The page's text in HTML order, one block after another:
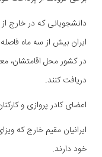
دانشجویانی که در خارج
ایران بیش از سه ماه
در کشور محل اقامتشان،
دریافت کنند.
اعضای کادر پروازی و
ایرانیان مقیم خارج که
خود دارند.